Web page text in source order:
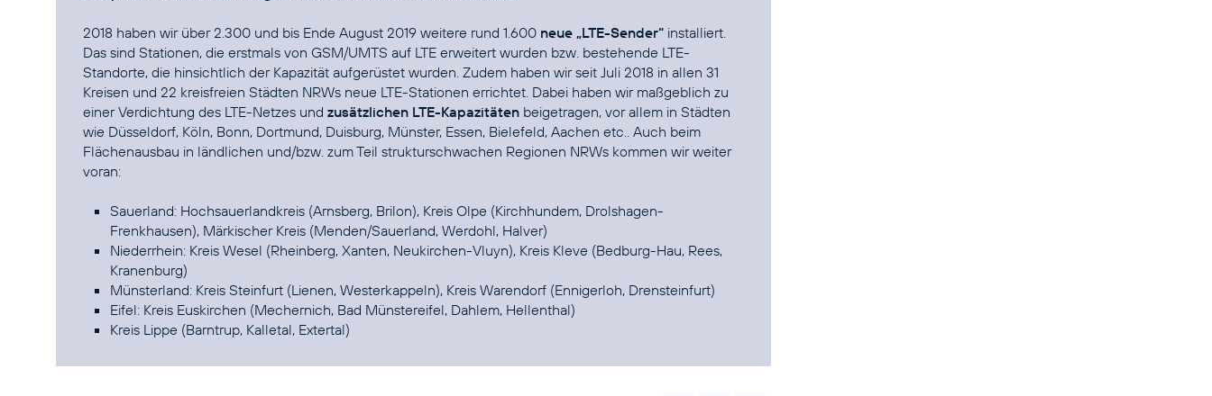
2018 haben wir über 2.300 und bis Ende August 2019 weitere rund 1.600 neue „LTE-Sender“ installiert.
Das sind Stationen, die erstmals von GSM/UMTS auf LTE erweitert wurden bzw. bestehende LTE-
Standorte, die hinsichtlich der Kapazität aufgerüstet wurden. Zudem haben wir seit Juli 2018 in allen 31
Kreisen und 22 kreisfreien Städten NRWs neue LTE-Stationen errichtet. Dabei haben wir maßgeblich zu
einer Verdichtung des LTE-Netzes und zusätzlichen LTE-Kapazitäten beigetragen, vor allem in Städten
wie Düsseldorf, Köln, Bonn, Dortmund, Duisburg, Münster, Essen, Bielefeld, Aachen etc.. Auch beim
Flächenausbau in ländlichen und/bzw. zum Teil strukturschwachen Regionen NRWs kommen wir weiter
voran:
Sauerland: Hochsauerlandkreis (Arnsberg, Brilon), Kreis Olpe (Kirchhundem, Drolshagen-
Frenkhausen), Märkischer Kreis (Menden/Sauerland, Werdohl, Halver)
Niederrhein: Kreis Wesel (Rheinberg, Xanten, Neukirchen-Vluyn), Kreis Kleve (Bedburg-Hau, Rees,
Kranenburg)
Münsterland: Kreis Steinfurt (Lienen, Westerkappeln), Kreis Warendorf (Ennigerloh, Drensteinfurt)
Eifel: Kreis Euskirchen (Mechernich, Bad Münstereifel, Dahlem, Hellenthal)
Kreis Lippe (Barntrup, Kalletal, Extertal)